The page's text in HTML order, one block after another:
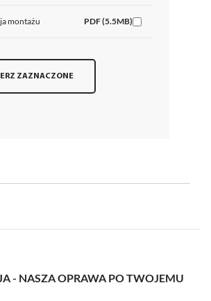
montażu PDF (5.5MB)
ZAZNACZONE
- NASZA OPRAWA PO TWOJEMU